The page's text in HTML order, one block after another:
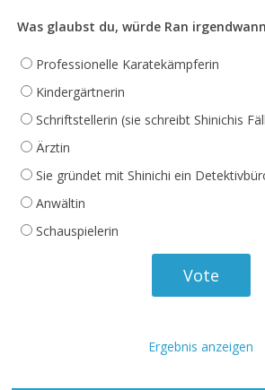
Was glaubst du, würde Ran
Professionelle Karatekämpferin
Kindergärtnerin
Schriftstellerin (sie schreibt Shinichis
Ärztin
Sie gründet mit Shinichi ein
Anwältin
Schauspielerin
Ergebnis anzeigen